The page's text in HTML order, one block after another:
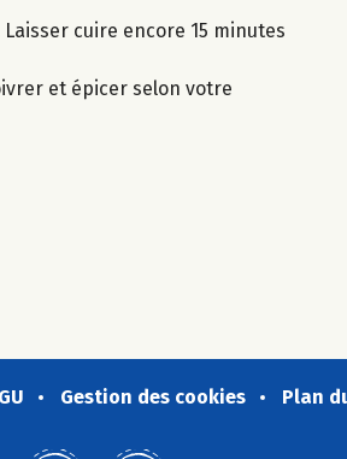
cuire encore 15 minutes
et épicer selon votre
Gestion des cookies Plan